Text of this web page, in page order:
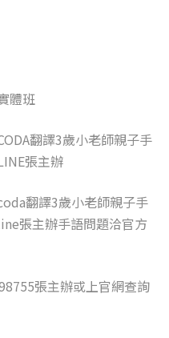
體班
翻譯3歲小老師親子手
張主辦
翻譯3歲小老師親子手
張主辦手語問題洽官方
張主辦或上官網查詢